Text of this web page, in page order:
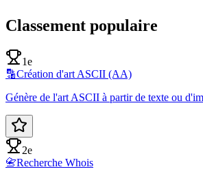
Classement populaire
1e
🔡Création d'art ASCII (AA)
Génère de l'art ASCII à partir de texte ou
2e
📇Recherche Whois